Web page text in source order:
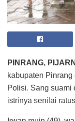
PINRANG,
kabupaten
Polisi. Sang suami
istrinya senilai